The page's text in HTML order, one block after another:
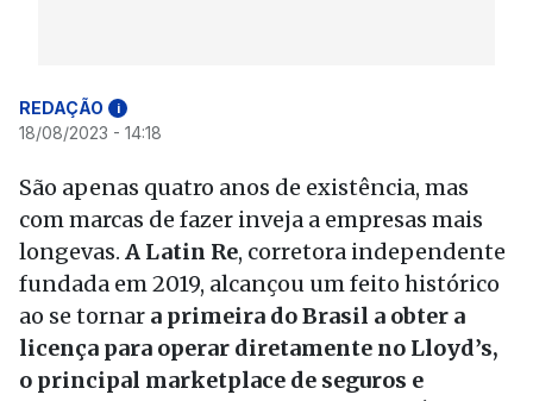
REDAÇÃO i
18/08/2023 - 14:18
São apenas quatro anos de existência, mas
com marcas de fazer inveja a empresas mais
longevas. A Latin Re, corretora independente
fundada em 2019, alcançou um feito histórico
ao se tornar a primeira do Brasil a obter a
licença para operar diretamente no Lloyd’s,
o principal marketplace de seguros e